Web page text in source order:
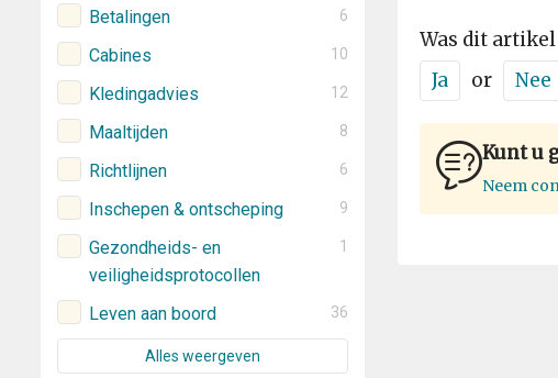
Betalingen 6
Cabines 10
Kledingadvies 12
Maaltijden 8
Richtlijnen 6
Inschepen & ontscheping 9
Gezondheids- en
veiligheidsprotocollen
1
Leven aan boord 36
Alles weergeven
Was dit
Ja
or Nee
Kunt u
Neem